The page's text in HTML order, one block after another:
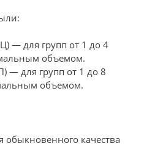
— для групп от 1 до 4
объемом.
— для групп от 1 до 8
объемом.
обыкновенного качества